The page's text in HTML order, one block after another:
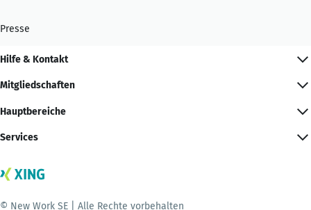
Presse
Hilfe & Kontakt
Mitgliedschaften
Hauptbereiche
Services
© New Work SE | Alle Rechte vorbehalten